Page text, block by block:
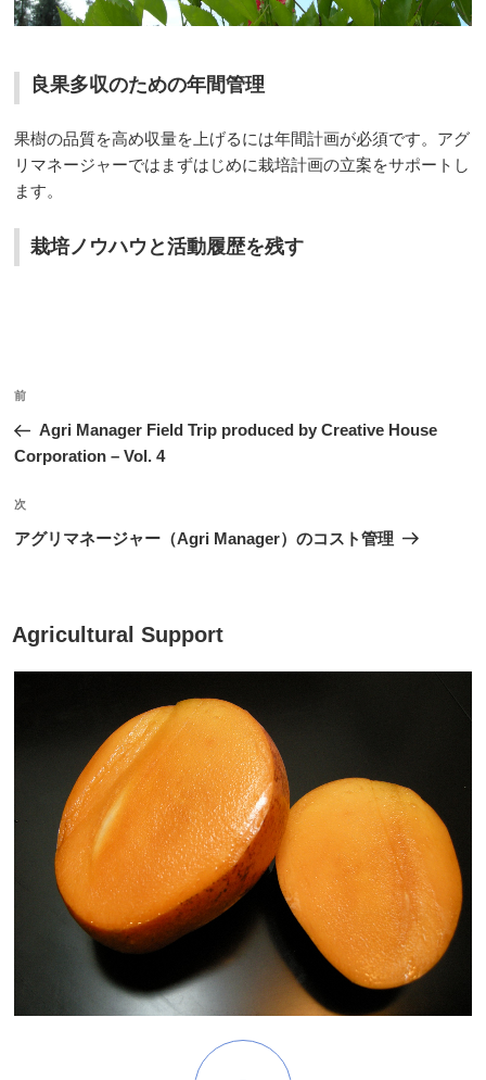
良果多収のための年間管理
果樹の品質を高め収量を上げるには年間計画が必須です。アグ
リマネージャーではまずはじめに栽培計画の立案をサポートし
ます。
栽培ノウハウと活動履歴を残す
投
ナ
ゲ
ー
ン
前
の
投
前
Agri Manager Field Trip produced by Creative House
Corporation – Vol. 4
次
の
次
アグリマネージャー（Agri Manager）のコスト管理
投
稿
Agricultural Support